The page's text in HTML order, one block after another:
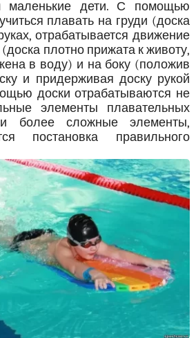
маленькие дети. С помощью
плавать на груди (доска
отрабатывается движение
плотно прижата к животу,
в воду) и на боку (положив
и придерживая доску рукой
доски отрабатываются не
элементы плавательных
более сложные элементы,
постановка правильного